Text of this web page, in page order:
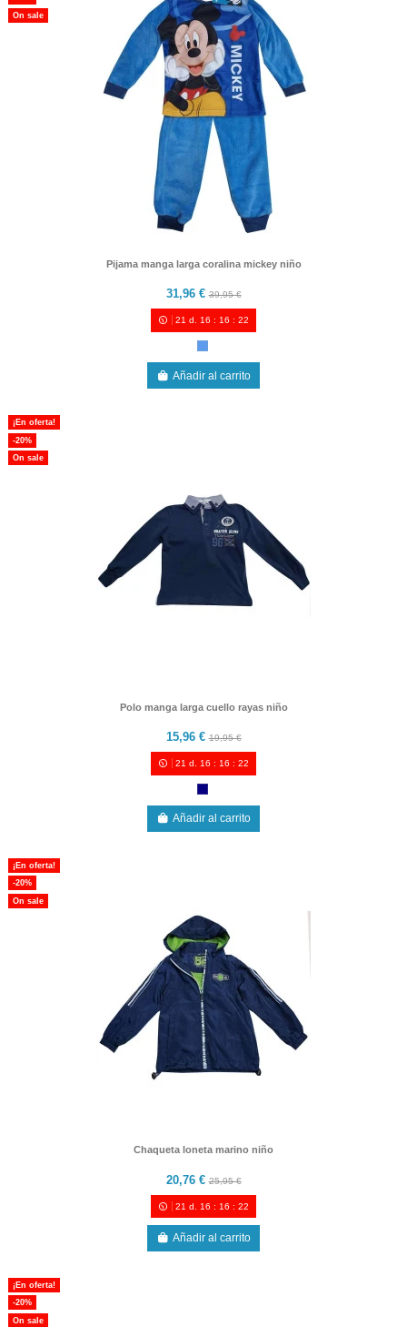
On sale
Pijama manga larga coralina mickey niño
31,96 €39,95 €
21 d. 16 :16 :21
Añadir al carrito
¡En oferta!
-20%
On sale
Polo manga larga cuello rayas niño
15,96 €19,95 €
21 d. 16 :16 :21
Añadir al carrito
¡En oferta!
-20%
On sale
Chaqueta loneta marino niño
20,76 €25,95 €
21 d. 16 : 16 :21
Añadir al carrito
¡En oferta!
-20%
On sale